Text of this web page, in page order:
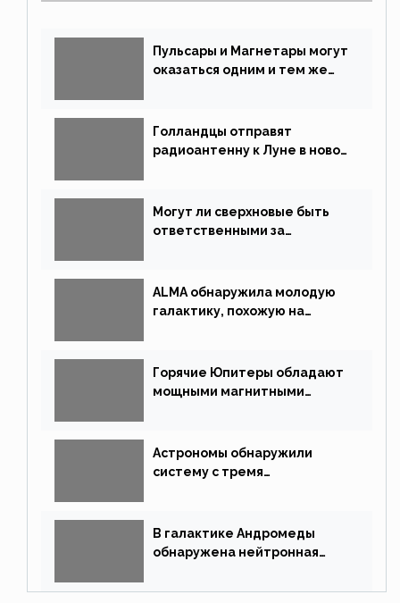
Пульсары и Магнетары могут
оказаться одним и тем же
Голландцы отправят
радиоантенну к Луне в новой
Могут ли сверхновые быть
ответственными за
ALMA обнаружила молодую
галактику, похожую на
Горячие Юпитеры обладают
мощными магнитными
Астрономы обнаружили
систему с тремя
В галактике Андромеды
обнаружена нейтронная